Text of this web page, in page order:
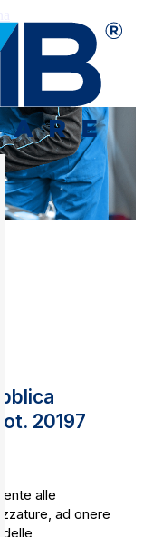
20197
alle
ad onere